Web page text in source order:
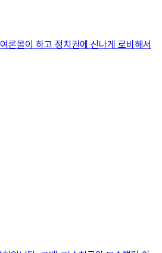
론몰이 하고 정치권에 신나게 로비해서